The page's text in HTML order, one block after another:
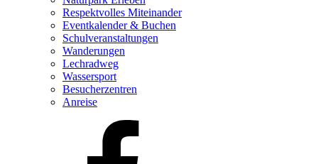
Respektvolles Miteinander
Eventkalender & Buchen
Schulveranstaltungen
Wanderungen
Lechradweg
Wassersport
Besucherzentren
Anreise